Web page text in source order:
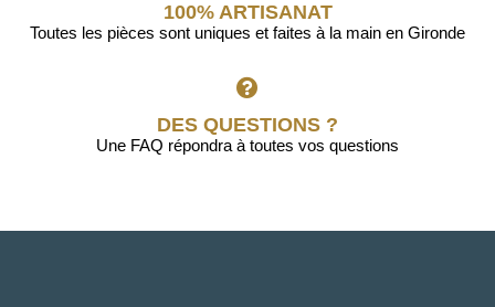
100% ARTISANAT
Toutes les pièces sont uniques et faites à la main en Gironde
DES QUESTIONS ?
Une FAQ répondra à toutes vos questions